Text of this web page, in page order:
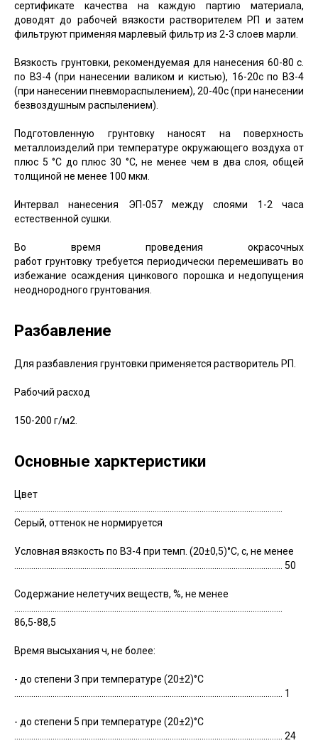
сертификате качества на каждую партию материала,
доводят до рабочей вязкости растворителем РП и затем
фильтруют применяя марлевый фильтр из 2-3 слоев марли.
Вязкость грунтовки, рекомендуемая для нанесения 60-80 с.
по ВЗ-4 (при нанесении валиком и кистью), 16-20с по ВЗ-4
(при нанесении пневмораспылением), 20-40с (при нанесении
безвоздушным распылением).
Подготовленную грунтовку наносят на поверхность
металлоизделий при температуре окружающего воздуха от
плюс 5 °C до плюс 30 °C, не менее чем в два слоя, общей
толщиной не менее 100 мкм.
Интервал нанесения ЭП-057 между слоями 1-2 часа
естественной сушки.
Во время проведения окрасочных
работ грунтовку требуется периодически перемешивать во
избежание осаждения цинкового порошка и недопущения
неоднородного грунтования.
Разбавление
Для разбавления грунтовки применяется растворитель РП.
Рабочий расход
150-200 г/м2.
Основные харктеристики
Цвет
..............................................................................................................................
Серый, оттенок не нормируется
Условная вязкость по ВЗ-4 при темп. (20±0,5)°С, с, не менее
.............................................................................................................................. 50
Содержание нелетучих веществ, %, не менее
..............................................................................................................................
86,5-88,5
Время высыхания ч, не более:
- до степени 3 при температуре (20±2)°С
.............................................................................................................................. 1
- до степени 5 при температуре (20±2)°С
.............................................................................................................................. 24